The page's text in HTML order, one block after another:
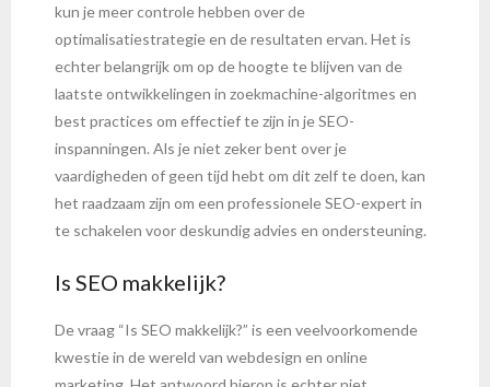
kun je meer controle hebben over de
optimalisatiestrategie en de resultaten ervan. Het is
echter belangrijk om op de hoogte te blijven van de
laatste ontwikkelingen in zoekmachine-algoritmes en
best practices om effectief te zijn in je SEO-
inspanningen. Als je niet zeker bent over je
vaardigheden of geen tijd hebt om dit zelf te doen, kan
het raadzaam zijn om een professionele SEO-expert in
te schakelen voor deskundig advies en ondersteuning.
Is SEO makkelijk?
De vraag “Is SEO makkelijk?” is een veelvoorkomende
kwestie in de wereld van webdesign en online